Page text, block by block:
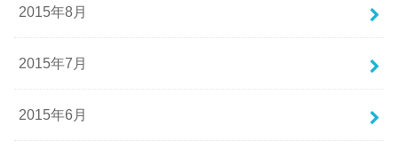
2015年8月
2015年7月
2015年6月